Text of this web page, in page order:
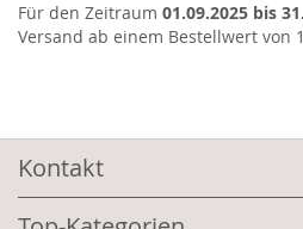
Für den Zeitraum 01.09.2025 bis
Versand ab einem Bestellwert von
Kontakt